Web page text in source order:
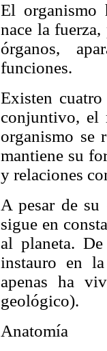
El organismo
nace la
órganos,
funciones.
Existen
conjuntivo, el
organismo se
mantiene su
y relaciones
A pesar de su
sigue en
al planeta.
instauro en
apenas ha
geológico).
Anatomía